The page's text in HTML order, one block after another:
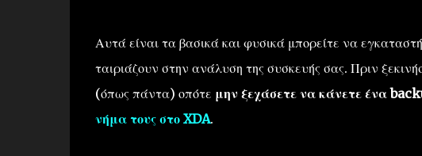
Αυτά είναι τα βασικά και φυσικά μπορείτε να
ταιριάζουν στην ανάλυση της συσκευής σας. Πριν
(όπως πάντα) οπότε μην ξεχάσετε να κάνετε ένα
νήμα τους στο XDA.